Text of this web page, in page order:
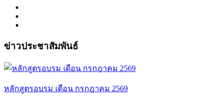
ข่าวประชาสัมพันธ์
หลักสูตรอบรม เดือน กรกฎาคม 2569